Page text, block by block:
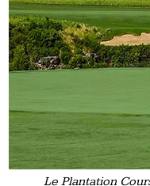
Le Plantation